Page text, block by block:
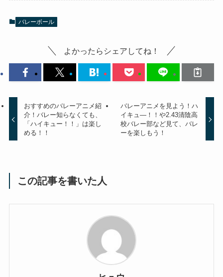
バレーボール
よかったらシェアしてね！
おすすめのバレーアニメ紹
介！バレー知らなくても、
「ハイキュー！！」は楽し
める！！
バレーアニメを見よう！ハ
イキュ―！！や2.43清陰高
校バレー部など見て、バレ
ーを楽しもう！
この記事を書いた人